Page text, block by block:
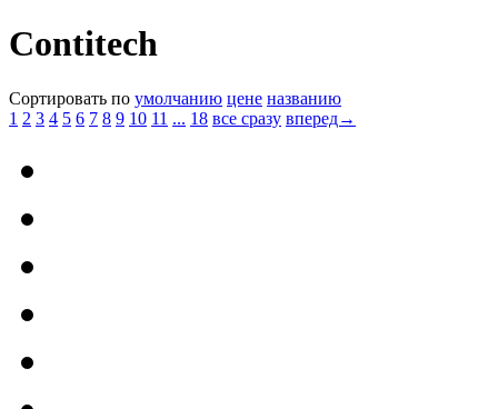
Contitech
Сортировать по умолчанию цене названию
1 2 3 4 5 6 7 8 9 10 11 ... 18 все сразу вперед→